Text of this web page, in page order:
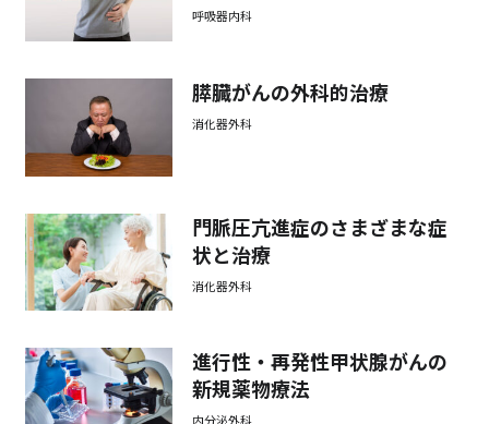
呼吸器内科
膵臓がんの外科的治療
消化器外科
門脈圧亢進症のさまざまな症
状と治療
消化器外科
進行性・再発性甲状腺がんの
新規薬物療法
内分泌外科